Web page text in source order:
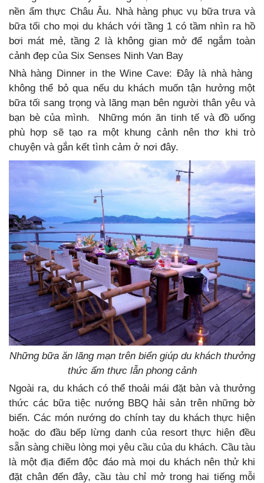
nền ẩm thực Châu Âu. Nhà hàng phục vụ bữa trưa và
bữa tối cho mọi du khách với tầng 1 có tầm nhìn ra hồ
bơi mát mẻ, tầng 2 là không gian mở để ngắm toàn
cảnh đẹp của Six Senses Ninh Van Bay
Nhà hàng Dinner in the Wine Cave: Đây là nhà hàng
không thể bỏ qua nếu du khách muốn tận hưởng một
bữa tối sang trọng và lãng mạn bên người thân yêu và
bạn bè của mình. Những món ăn tinh tế và đồ uống
phù hợp sẽ tạo ra một khung cảnh nên thơ khi trò
chuyện và gắn kết tình cảm ở nơi đây.
Những bữa ăn lãng mạn trên biển giúp du khách thưởng
thức ẩm thực lẫn phong cảnh
Ngoài ra, du khách có thể thoải mái đặt bàn và thưởng
thức các bữa tiệc nướng BBQ hải sản trên những bờ
biển. Các món nướng do chính tay du khách thực hiện
hoặc do đầu bếp lừng danh của resort thực hiện đều
sẵn sàng chiều lòng mọi yêu cầu của du khách. Cầu tàu
là một địa điểm độc đáo mà mọi du khách nên thử khi
đặt chân đến đây, cầu tàu chỉ mở trong hai tiếng mỗi